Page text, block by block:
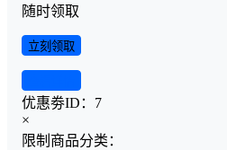
随时领取
立刻领取
优惠劵ID： 7
×
限制商品分类：